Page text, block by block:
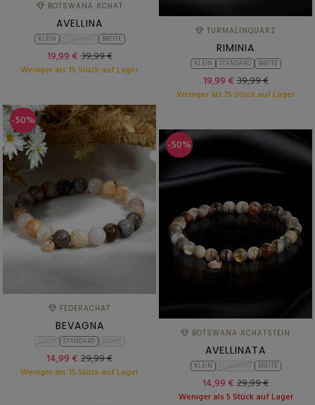
BOTSWANA ACHAT
AVELLINA
KLEIN BREITE
19,99 €39,99 €
Weniger als 15 Stück auf Lager
TURMALINQUARZ
RIMINIA
KLEIN STANDARD BREITE
19,99 €39,99 €
Weniger als 15 Stück auf Lager
-50%
FEDERACHAT
BEVAGNA
STANDARD
14,99 € 29,99 €
Weniger als 15 Stück auf Lager
-50%
BOTSWANA ACHATSTEIN
AVELLINATA
KLEIN BREITE
14,99 € 29,99 €
Weniger als 5 Stück auf Lager